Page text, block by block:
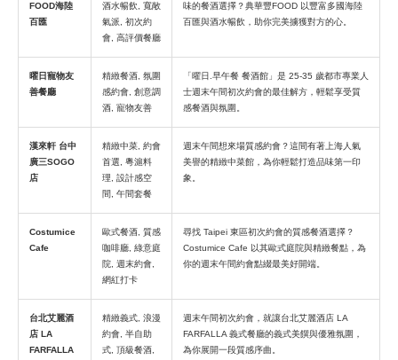
FOOD海陸
百匯
酒水暢飲, 寬敞
氣派, 初次約
會, 高評價餐廳
味的餐酒選擇？典華豐FOOD 以豐富多國海陸
百匯與酒水暢飲，助你完美擄獲對方的心。
曜日寵物友
善餐廳
精緻餐酒, 氛圍
感約會, 創意調
酒, 寵物友善
「曜日.早午餐 餐酒館」是 25-35 歲都市專業人
士週末午間初次約會的最佳解方，輕鬆享受質
感餐酒與氛圍。
漢來軒 台中
廣三SOGO
店
精緻中菜, 約會
首選, 粵滬料
理, 設計感空
間, 午間套餐
週末午間想來場質感約會？這間有著上海人氣
美譽的精緻中菜館，為你輕鬆打造品味第一印
象。
Costumice
Cafe
歐式餐酒, 質感
咖啡廳, 綠意庭
院, 週末約會,
網紅打卡
尋找 Taipei 東區初次約會的質感餐酒選擇？
Costumice Cafe 以其歐式庭院與精緻餐點，為
你的週末午間約會點綴最美好開端。
台北艾麗酒
店 LA
FARFALLA
精緻義式, 浪漫
約會, 半自助
式, 頂級餐酒,
週末午間初次約會，就讓台北艾麗酒店 LA
FARFALLA 義式餐廳的義式美饌與優雅氛圍，
為你展開一段質感序曲。